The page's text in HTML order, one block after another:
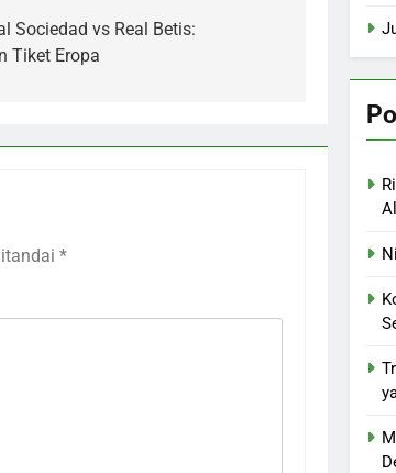
Sociedad vs Real Betis:
Tiket Eropa
*